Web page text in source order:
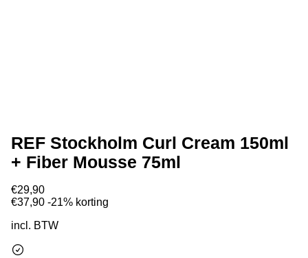
REF Stockholm Curl Cream 150ml
+ Fiber Mousse 75ml
€29,90
€37,90 -21% korting
incl. BTW